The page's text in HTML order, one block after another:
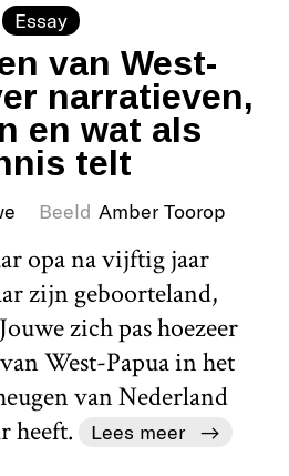
Essay
van West-
narratieven,
en wat als
telt
Beeld Amber Toorop
opa na vijftig jaar
zijn geboorteland,
zich pas hoezeer
West-Papua in het
van Nederland
heeft.
Lees meer